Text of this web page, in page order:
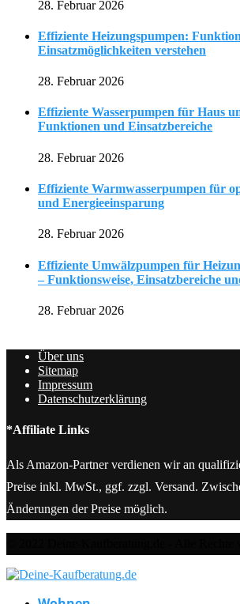
28. Februar 2026
Effiziente Heizungspumpen:
Einsatzmöglichkeiten verstehen
28. Februar 2026
Effiziente Wasserpumpen für Haus
Funktionen und Einsatzbereiche
28. Februar 2026
Effiziente Warmwasserpumpen für
und Energieeinsparung
28. Februar 2026
Effiziente Umwälzpumpen für
– Funktionsweise, Einsatzbereiche
28. Februar 2026
Über uns
Sitemap
Impressum
Datenschutzerklärung
*Affiliate Links
Als Amazon-Partner verdienen wir an
Preise inkl. MwSt., ggf. zzgl. Versand.
Änderungen der Preise möglich.